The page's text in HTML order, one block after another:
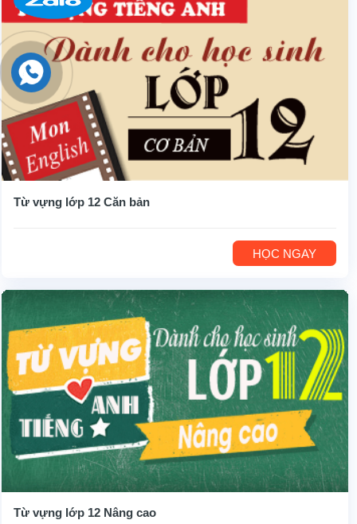
Từ vựng lớp 12 Căn bản
HỌC NGAY
Từ vựng lớp 12 Nâng cao